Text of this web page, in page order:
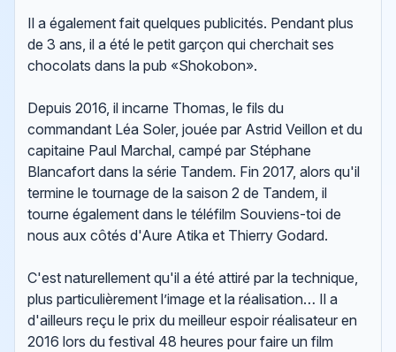
Il a également fait quelques publicités. Pendant plus
de 3 ans, il a été le petit garçon qui cherchait ses
chocolats dans la pub «Shokobon».
Depuis 2016, il incarne Thomas, le fils du
commandant Léa Soler, jouée par Astrid Veillon et du
capitaine Paul Marchal, campé par Stéphane
Blancafort dans la série Tandem. Fin 2017, alors qu'il
termine le tournage de la saison 2 de Tandem, il
tourne également dans le téléfilm Souviens-toi de
nous aux côtés d'Aure Atika et Thierry Godard.
C'est naturellement qu'il a été attiré par la technique,
plus particulièrement l’image et la réalisation… Il a
d'ailleurs reçu le prix du meilleur espoir réalisateur en
2016 lors du festival 48 heures pour faire un film